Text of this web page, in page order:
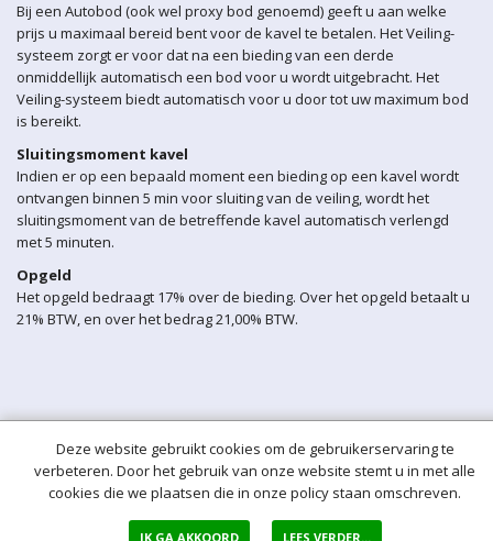
Bij een Autobod (ook wel proxy bod genoemd) geeft u aan welke
prijs u maximaal bereid bent voor de kavel te betalen. Het Veiling-
systeem zorgt er voor dat na een bieding van een derde
onmiddellijk automatisch een bod voor u wordt uitgebracht. Het
Veiling-systeem biedt automatisch voor u door tot uw maximum bod
is bereikt.
Sluitingsmoment kavel
Indien er op een bepaald moment een bieding op een kavel wordt
ontvangen binnen 5 min voor sluiting van de veiling, wordt het
sluitingsmoment van de betreffende kavel automatisch verlengd
met 5 minuten.
Opgeld
Het opgeld bedraagt 17% over de bieding. Over het opgeld betaalt u
21% BTW, en over het bedrag 21,00% BTW.
Deze website gebruikt cookies om de gebruikerservaring te
verbeteren. Door het gebruik van onze website stemt u in met alle
cookies die we plaatsen die in onze policy staan omschreven.
IK GA AKKOORD LEES VERDER...